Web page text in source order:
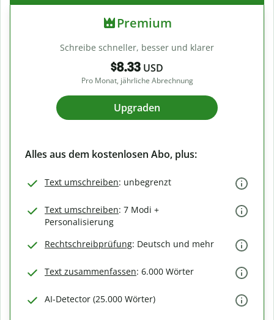
Premium
Schreibe schneller, besser und klarer
$8.33 USD
Pro Monat, jährliche Abrechnung
Upgraden
Alles aus dem kostenlosen Abo, plus:
Text umschreiben: unbegrenzt
Text umschreiben: 7 Modi +
Personalisierung
Rechtschreibprüfung: Deutsch und mehr
Text zusammenfassen: 6.000 Wörter
AI-Detector (25.000 Wörter)